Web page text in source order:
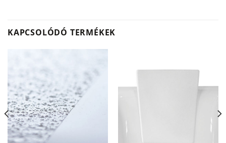
KAPCSOLÓDÓ TERMÉKEK